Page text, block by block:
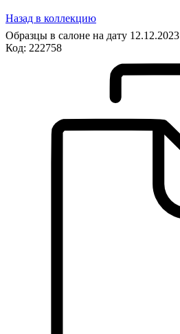
Назад в коллекцию
Образцы в салоне на дату 12.12.2023
Код: 222758